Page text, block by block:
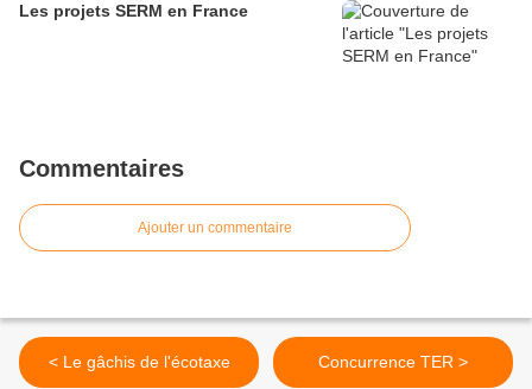
Les projets SERM en France
Commentaires
Ajouter un commentaire
< Le gâchis de l'écotaxe Concurrence TER >